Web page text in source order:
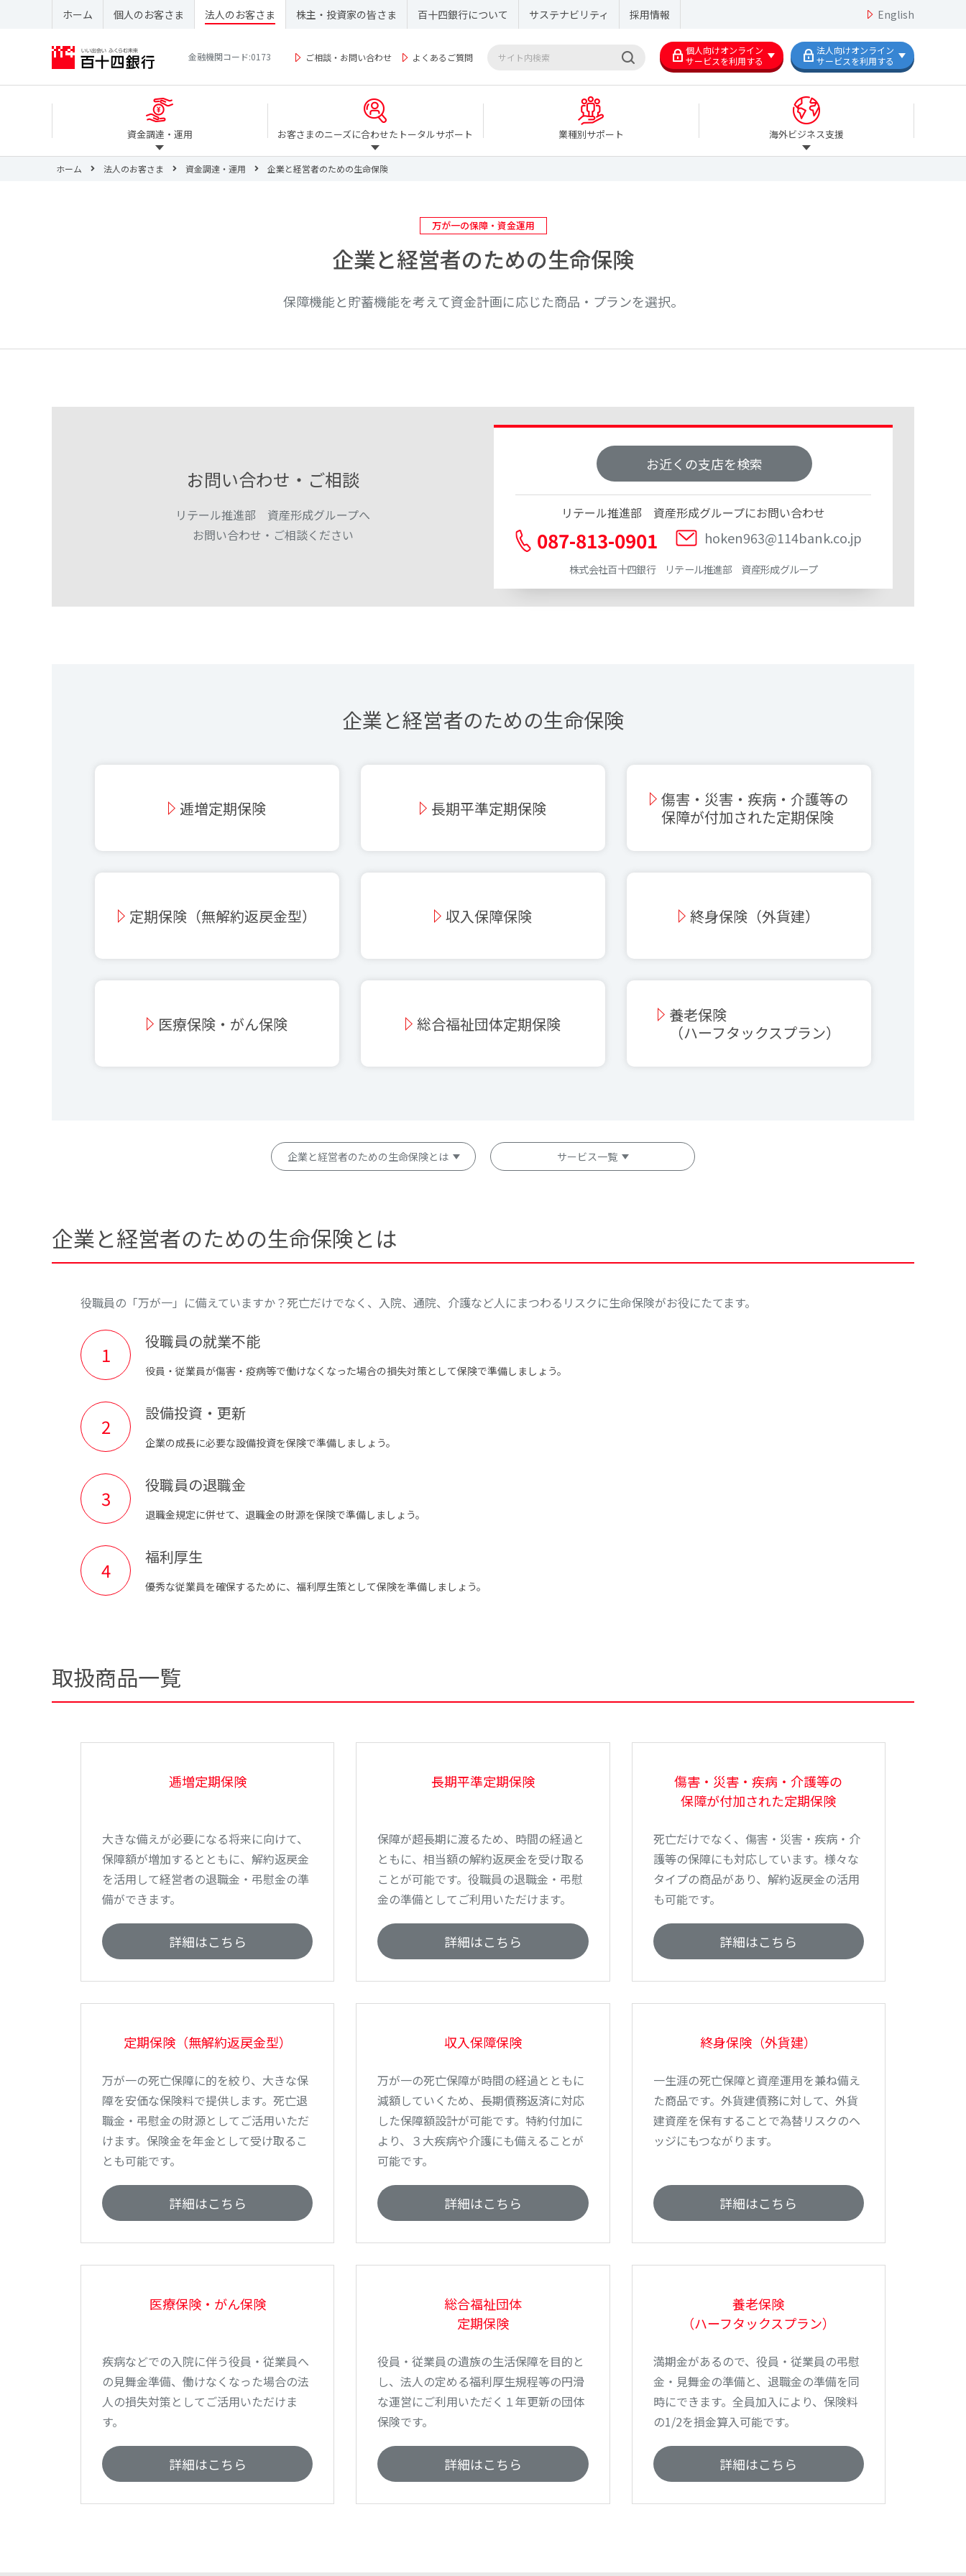
ホーム 個人のお客さま 法人のお客さま 株主・投資家の皆さま 百十四銀行について サステナビリティ 採用情報 English
金融機関コード:0173 ご相談・お問い合わせ よくあるご質問
個人向けオンライン
サービスを利用する
法人向けオンライン
サービスを利用する
資金調達・運用 お客さまのニーズに合わせたトータルサポート 業種別サポート 海外ビジネス支援
ホーム 法人のお客さま 資金調達・運用 企業と経営者のための生命保険
万が一の保障・資金運用
企業と経営者のための生命保険
保障機能と貯蓄機能を考えて資金計画に応じた商品・プランを選択。
お問い合わせ・ご相談
リテール推進部 資産形成グループへ
お問い合わせ・ご相談ください
お近くの支店を検索
リテール推進部 資産形成グループにお問い合わせ
087-813-0901 hoken963@114bank.co.jp
株式会社百十四銀行 リテール推進部 資産形成グループ
企業と経営者のための生命保険
逓増定期保険 長期平準定期保険
傷害・災害・疾病・介護等の
保障が付加された定期保険
定期保険（無解約返戻金型） 収入保障保険 終身保険（外貨建）
医療保険・がん保険 総合福祉団体定期保険
養老保険
（ハーフタックスプラン）
企業と経営者のための生命保険とは サービス一覧
企業と経営者のための生命保険とは
役職員の「万が一」に備えていますか？死亡だけでなく、入院、通院、介護など人にまつわるリスクに生命保険がお役にたてます。
役職員の就業不能
役員・従業員が傷害・疫病等で働けなくなった場合の損失対策として保険で準備しましょう。
設備投資・更新
企業の成長に必要な設備投資を保険で準備しましょう。
役職員の退職金
退職金規定に併せて、退職金の財源を保険で準備しましょう。
福利厚生
優秀な従業員を確保するために、福利厚生策として保険を準備しましょう。
取扱商品一覧
逓増定期保険
大きな備えが必要になる将来に向けて、
保障額が増加するとともに、解約返戻金
を活用して経営者の退職金・弔慰金の準
備ができます。
詳細はこちら
長期平準定期保険
保障が超長期に渡るため、時間の経過と
ともに、相当額の解約返戻金を受け取る
ことが可能です。役職員の退職金・弔慰
金の準備としてご利用いただけます。
詳細はこちら
傷害・災害・疾病・介護等の
保障が付加された定期保険
死亡だけでなく、傷害・災害・疾病・介
護等の保障にも対応しています。様々な
タイプの商品があり、解約返戻金の活用
も可能です。
詳細はこちら
定期保険（無解約返戻金型）
万が一の死亡保障に的を絞り、大きな保
障を安価な保険料で提供します。死亡退
職金・弔慰金の財源としてご活用いただ
けます。保険金を年金として受け取るこ
とも可能です。
詳細はこちら
収入保障保険
万が一の死亡保障が時間の経過とともに
減額していくため、長期債務返済に対応
した保障額設計が可能です。特約付加に
より、３大疾病や介護にも備えることが
可能です。
詳細はこちら
終身保険（外貨建）
一生涯の死亡保障と資産運用を兼ね備え
た商品です。外貨建債務に対して、外貨
建資産を保有することで為替リスクのヘ
ッジにもつながります。
詳細はこちら
医療保険・がん保険
疾病などでの入院に伴う役員・従業員へ
の見舞金準備、働けなくなった場合の法
人の損失対策としてご活用いただけま
す。
詳細はこちら
総合福祉団体
定期保険
役員・従業員の遺族の生活保障を目的と
し、法人の定める福利厚生規程等の円滑
な運営にご利用いただく１年更新の団体
保険です。
詳細はこちら
養老保険
（ハーフタックスプラン）
満期金があるので、役員・従業員の弔慰
金・見舞金の準備と、退職金の準備を同
時にできます。全員加入により、保険料
の1/2を損金算入可能です。
詳細はこちら